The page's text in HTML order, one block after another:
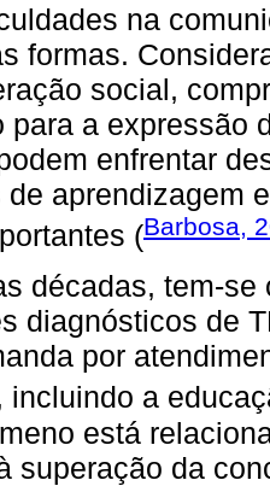
na
formas.
social,
para a expressão
enfrentar
de aprendizagem
(Barbosa,
décadas, tem-
diagnósticos de
por
incluindo a
está
superação da